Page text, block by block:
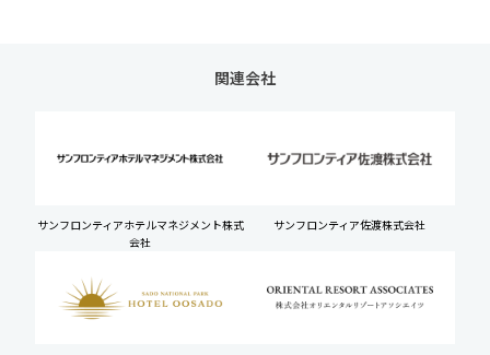
関連会社
サンフロンティアホテルマネジメント株式
会社
サンフロンティア佐渡株式会社